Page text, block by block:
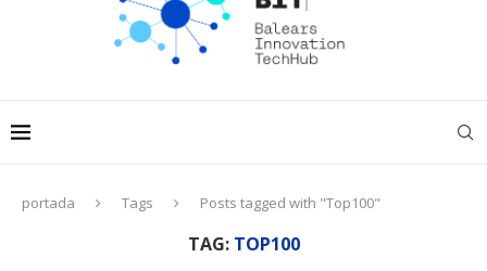
portada Tags Posts tagged with "Top100"
TAG: TOP100